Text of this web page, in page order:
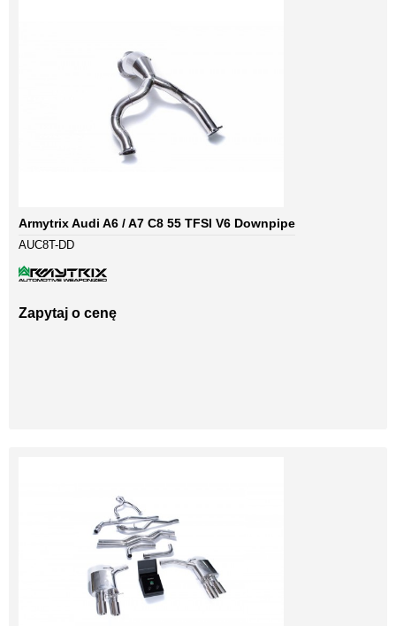
Armytrix Audi A6 / A7 C8 55 TFSI V6 Downpipe
AUC8T-DD
Zapytaj o cenę